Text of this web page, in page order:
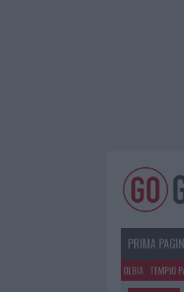
PRIMA
OLBIA TEMPIO